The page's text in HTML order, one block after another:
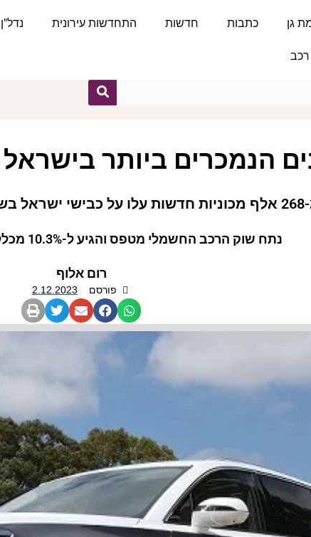
גן כתבות חדשות התחדשות עירונית נדל"ן
רכב
הנמכרים ביותר בישראל -
נתח שוק הרכב החשמלי מטפס והגיע ל-10.3% מכלל מכירות הרכב החדש
רום אלוף
פורסם 2.12.2023